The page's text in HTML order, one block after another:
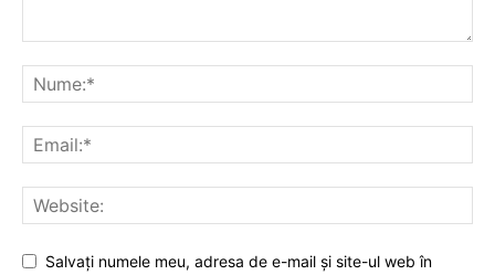
Salvați numele meu, adresa de e-mail și site-ul web în